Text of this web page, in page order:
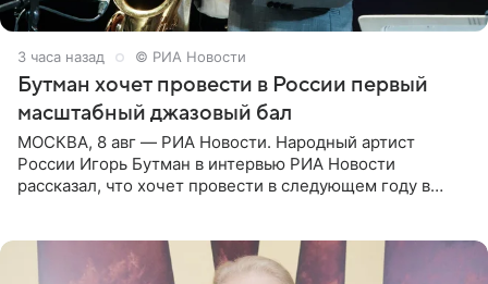
3 часа назад © РИА Новости
Бутман хочет провести в России первый
масштабный джазовый бал
МОСКВА, 8 авг — РИА Новости. Народный артист
России Игорь Бутман в интервью РИА Новости
рассказал, что хочет провести в следующем году в